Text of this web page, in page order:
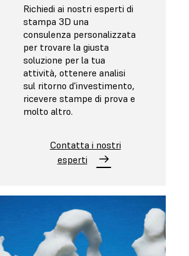
Richiedi ai nostri esperti di
stampa 3D una
consulenza personalizzata
per trovare la giusta
soluzione per la tua
attività, ottenere analisi
sul ritorno d'investimento,
ricevere stampe di prova e
molto altro.
Contatta i nostri
esperti